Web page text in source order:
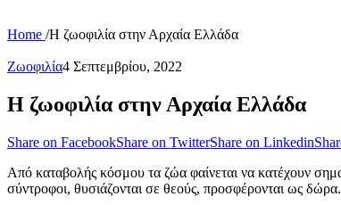
Home /Η ζωοφιλία στην Αρχαία Ελλάδα
Ζωοφιλία4 Σεπτεμβρίου, 2022
Η ζωοφιλία στην Αρχαία Ελλάδα
Share on FacebookShare on TwitterShare on Linkedin
Από καταβολής κόσμου τα ζώα φαίνεται να κατέχουν
σύντροφοι, θυσιάζονται σε θεούς, προσφέρονται ως